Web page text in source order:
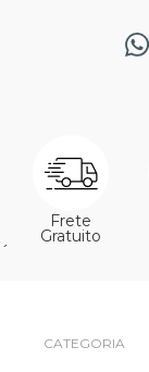
Frete
Gratuito
´
CATEGORIA